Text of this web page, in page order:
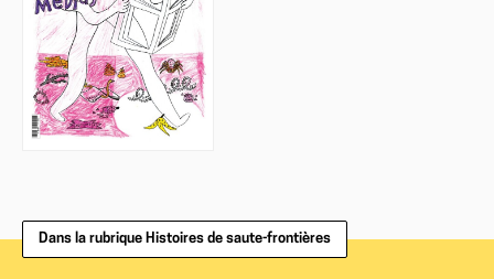
Dans la rubrique Histoires de saute-frontières